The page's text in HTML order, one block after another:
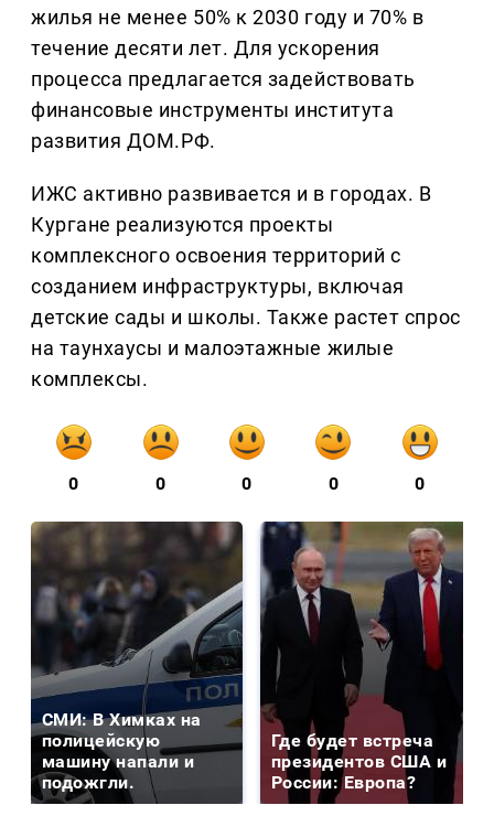
жилья не менее 50% к 2030 году и 70% в
течение десяти лет. Для ускорения
процесса предлагается задействовать
финансовые инструменты института
развития ДОМ.РФ.
ИЖС активно развивается и в городах. В
Кургане реализуются проекты
комплексного освоения территорий с
созданием инфраструктуры, включая
детские сады и школы. Также растет спрос
на таунхаусы и малоэтажные жилые
комплексы.
0 0 0 0 0
СМИ: В Химках на
полицейскую
машину напали и
подожгли.
Где будет встреча
президентов США и
России: Европа?